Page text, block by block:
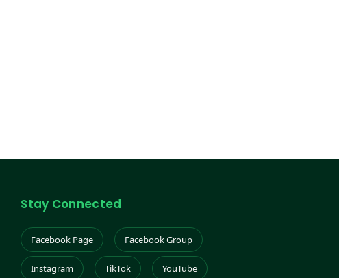
Stay Connected
Facebook Page Facebook Group
Instagram TikTok YouTube